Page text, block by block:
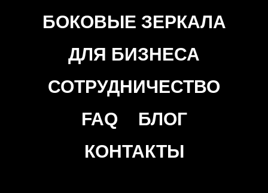
БОКОВЫЕ ЗЕРКАЛА
ДЛЯ БИЗНЕСА
СОТРУДНИЧЕСТВО
FAQ
БЛОГ
КОНТАКТЫ